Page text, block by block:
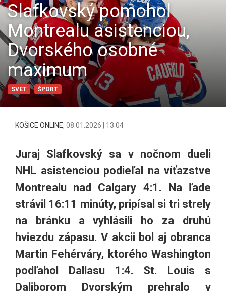
Slafkovský pomohol
Montrealu asistenciou,
Dvorského osobné
maximum
SVET ŠPORT
KOŠICE ONLINE, 08.01.2026 | 13:04
Juraj Slafkovský sa v nočnom dueli
NHL asistenciou podieľal na víťazstve
Montrealu nad Calgary 4:1. Na ľade
strávil 16:11 minúty, pripísal si tri strely
na bránku a vyhlásili ho za druhú
hviezdu zápasu. V akcii bol aj obranca
Martin Fehérváry, ktorého Washington
podľahol Dallasu 1:4. St. Louis s
Daliborom Dvorským prehralo v